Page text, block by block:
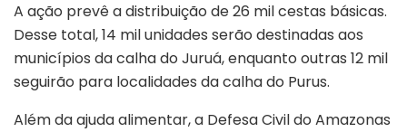
A ação prevê a distribuição de 26 mil cestas básicas.
Desse total, 14 mil unidades serão destinadas aos
municípios da calha do Juruá, enquanto outras 12 mil
seguirão para localidades da calha do Purus.
Além da ajuda alimentar, a Defesa Civil do Amazonas